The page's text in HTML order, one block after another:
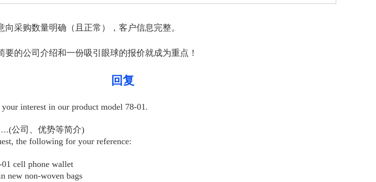
向采购数量明确（且正常），客户信息完整。
要的公司介绍和一份吸引眼球的报价就成为重点！
回复
interest in our product model 78-01.
公司、优势等简介)
the following for your reference:
cell phone wallet
new non-woven bags